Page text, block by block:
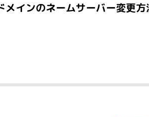
メインのネームサーバー変更